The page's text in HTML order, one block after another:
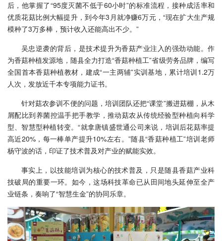
后，他掌握了“95度灭菌不低于60小时”的标准流程，接种成活率和
优质花菇比例大幅提升，到今年3月就净赚6万元，“现在扩大生产规
模种了3万多棒，预计收入还能高出不少。”
吴忠逆袭的背后，是技术提升为香菇产业注入的强劲动能。作
为香菇种植发源地，随县全力打造“香菇种植工”省级劳务品牌，编写
全国首本香菇种植教材，建成“一主两辅”实训基地，累计培训1.2万
人次，发放近千本专项能力证书。
针对菇农参训不便的问题，培训团队还把“课堂”搬进菇棚，从木
屑配比到养菌控温手把手教学，推动菇农从传统经验型种植向科学
型、智慧型种植转变。“就拿唐镇盛世通公司来说，培训后花菇率提
高近20%，每一棒单产提升10%左右。”随县“香菇种植工”培训老师
杨守波的话，印证了技术普及对产业的赋能实效。
事实上，以技能培训为核心的技术普及，只是随县香菇产业科
技破局的重要一环。如今，这场科技革命已从田间地头延伸至全产
业链条，奏响了“智慧生金”的协同乐章。